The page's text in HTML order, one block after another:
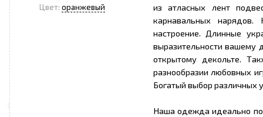
Цвет: оранжевый
из атласных лент
карнавальных
настроение. Длинные
выразительности вашему
открытому декольте.
разнообразии любовных
Богатый выбор различных
Наша одежда идеально